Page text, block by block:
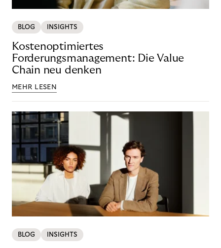
BLOG INSIGHTS
Kostenoptimiertes
Forderungsmanagement: Die Value
Chain neu denken
MEHR LESEN
BLOG INSIGHTS